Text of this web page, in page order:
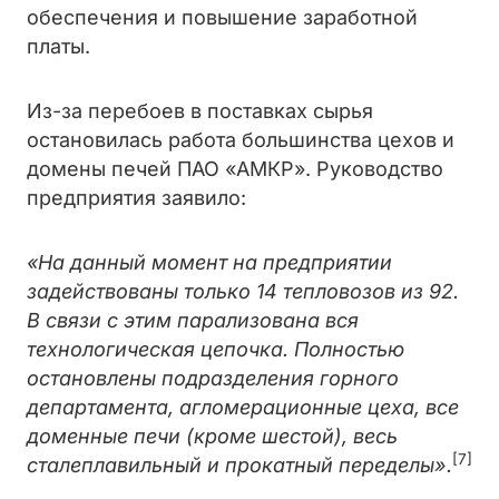
обеспечения и повышение заработной
платы.
Из-за перебоев в поставках сырья
остановилась работа большинства цехов и
домены печей ПАО «АМКР». Руководство
предприятия заявило:
«На данный момент на предприятии
задействованы только 14 тепловозов из 92.
В связи с этим парализована вся
технологическая цепочка. Полностью
остановлены подразделения горного
департамента, агломерационные цеха, все
доменные печи (кроме шестой), весь
сталеплавильный и прокатный переделы». [7]